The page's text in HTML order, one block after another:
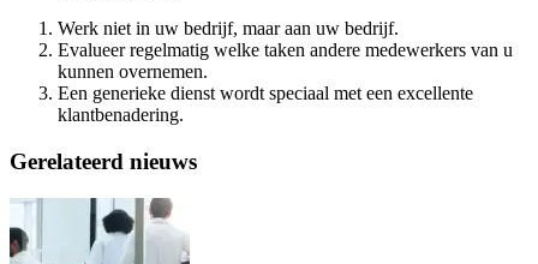
Werk niet in uw bedrijf, maar aan uw bedrijf.
Evalueer regelmatig welke taken andere medewerkers van u
kunnen overnemen.
Een generieke dienst wordt speciaal met een excellente
klantbenadering.
Gerelateerd nieuws